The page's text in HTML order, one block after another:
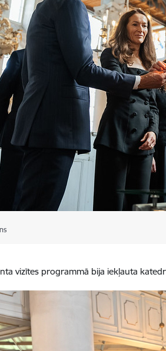
vizītes programmā bija iekļauta